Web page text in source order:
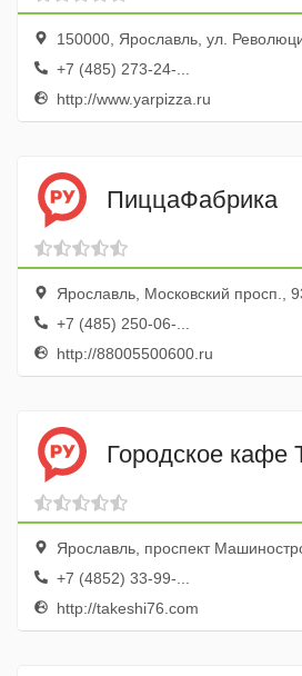
150000, Ярославль, ул.
+7 (485) 273-24-...
http://www.yarpizza.ru
ПиццаФабрика
Ярославль, Московский просп.,
+7 (485) 250-06-...
http://88005500600.ru
Городское кафе
Ярославль, проспект
+7 (4852) 33-99-...
http://takeshi76.com